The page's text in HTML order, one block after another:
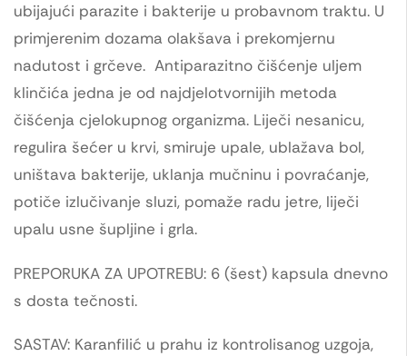
ubijajući parazite i bakterije u probavnom traktu. U
primjerenim dozama olakšava i prekomjernu
nadutost i grčeve. Antiparazitno čišćenje uljem
klinčića jedna je od najdjelotvornijih metoda
čišćenja cjelokupnog organizma. Liječi nesanicu,
regulira šećer u krvi, smiruje upale, ublažava bol,
uništava bakterije, uklanja mučninu i povraćanje,
potiče izlučivanje sluzi, pomaže radu jetre, liječi
upalu usne šupljine i grla.
PREPORUKA ZA UPOTREBU: 6 (šest) kapsula dnevno
s dosta tečnosti.
SASTAV: Karanfilić u prahu iz kontrolisanog uzgoja,